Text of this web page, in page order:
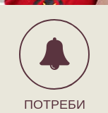
ПОТРЕБИ